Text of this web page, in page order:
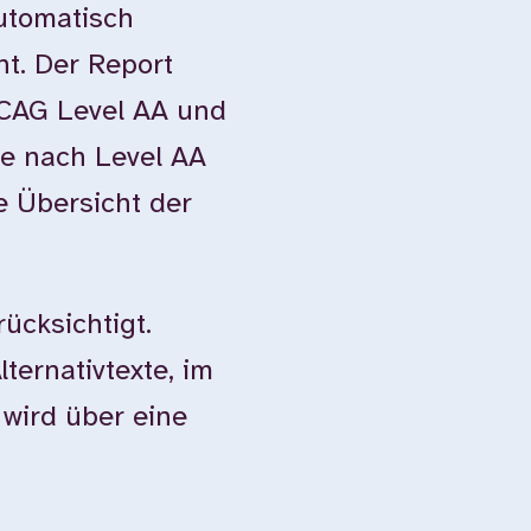
Der Report
Level AA und
nach Level AA
Übersicht der
im
über eine